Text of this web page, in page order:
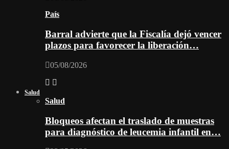
País
Barral advierte que la Fiscalía dejó vencer
plazos para favorecer la liberación…
05/08/2026
Salud
Salud
Bloqueos afectan el traslado de muestras
para diagnóstico de leucemia infantil en…